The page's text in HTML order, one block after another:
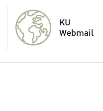
KU
Webmail